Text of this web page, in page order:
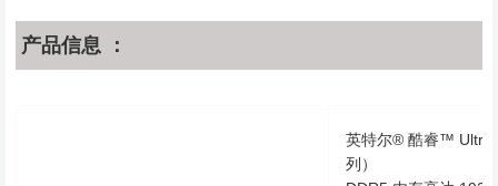
产品信息 ：
英特尔® 酷睿™ Ultra
列）